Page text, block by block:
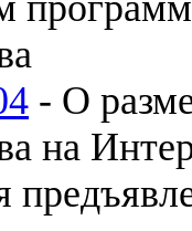
- О
на